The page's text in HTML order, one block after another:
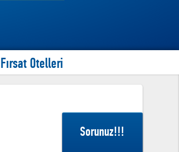
Fırsat Otelleri
http://www.tatillive.com
İndirimli Yurtdışı Turları
Sorunuz!!!